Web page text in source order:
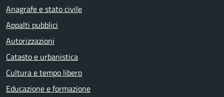
Anagrafe e stato civile
Appalti pubblici
Autorizzazioni
Catasto e urbanistica
Cultura e tempo libero
Educazione e formazione